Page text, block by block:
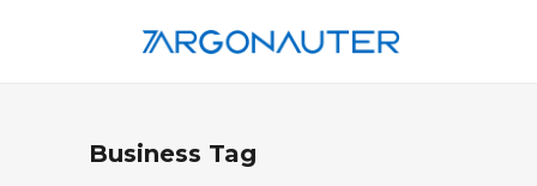
Business Tag